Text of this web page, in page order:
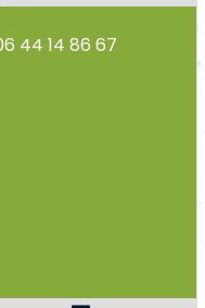
44 14 86 67